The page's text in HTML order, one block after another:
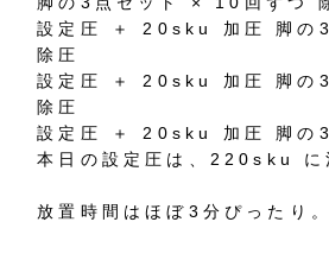
設定圧 ＋ 20sku 加圧 脚の
除圧
設定圧 ＋ 20sku 加圧 脚の
除圧
設定圧 ＋ 20sku 加圧 脚の
本日の設定圧は、220sku に
放置時間はほぼ3分ぴったり。